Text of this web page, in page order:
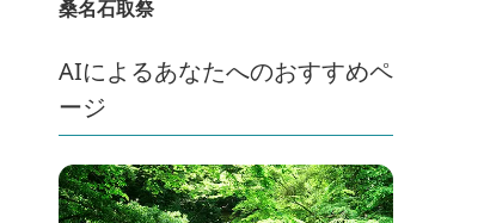
桑名石取祭
AIによるあなたへのおすすめペ
ージ